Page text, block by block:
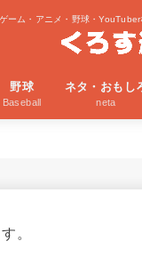
ゲーム・アニメ・野球・YouTuber
野球
Baseball
ネタ・おもし
neta
。